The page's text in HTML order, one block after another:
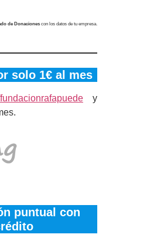
de Donaciones con los datos de tu empresa.
solo 1€ al mes
y
puntual con